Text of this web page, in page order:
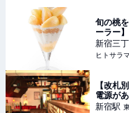
旬の桃
ーラー
ヒトサ
新宿三
ヒトサラ
【改札
電源が
ース
新宿駅